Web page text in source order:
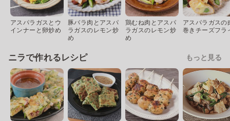
アスパラガスとウ
インナーと卵炒め
豚バラ肉とアスパ
ラガスのレモン炒
め
鶏むね肉とアスパ
ラガスのレモン炒
め
アスパラガスの
巻きチーズフラ
ニラで作れるレシピ もっと見る